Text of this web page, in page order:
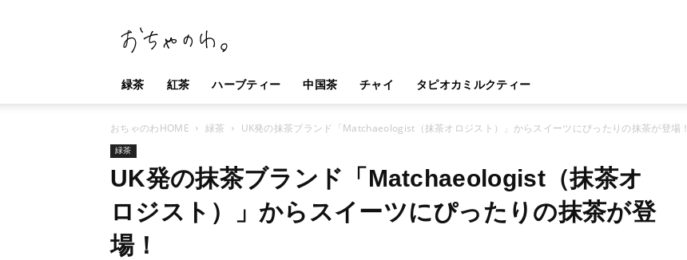
お
ち
の
緑茶 紅茶 ハーブティー 中国茶 チャイ タピオカミルクティー
おちゃのわHOME 緑茶 UK発の抹茶ブランド「Matchaeologist（抹茶オロジスト）」からスイーツにぴったりの抹茶が登場！
緑茶
UK発の抹茶ブランド「Matchaeologist（抹茶オ
ロジスト）」からスイーツにぴったりの抹茶が登
場！